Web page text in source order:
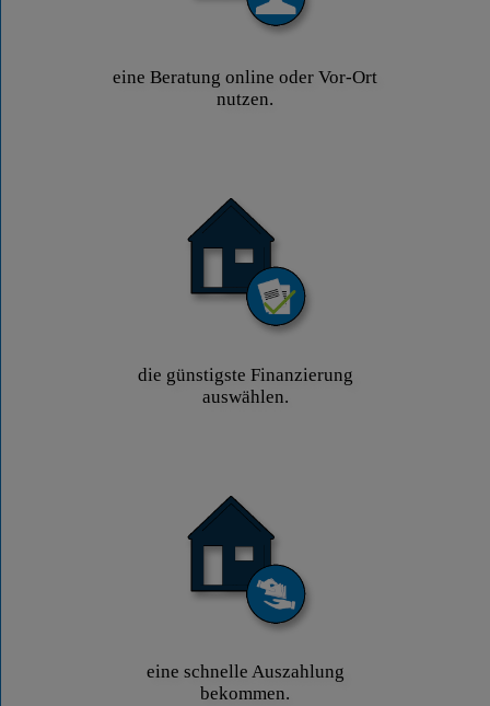
eine Beratung online oder Vor-Ort
nutzen.
die günstigste Finanzierung
auswählen.
eine schnelle Auszahlung
bekommen.